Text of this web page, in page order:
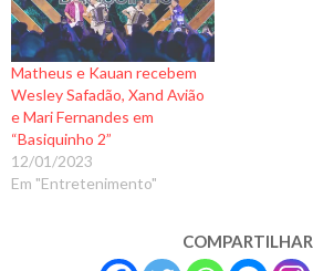
Matheus e Kauan recebem
Wesley Safadão, Xand Avião
e Mari Fernandes em
“Basiquinho 2”
12/01/2023
Em "Entretenimento"
COMPARTILHAR